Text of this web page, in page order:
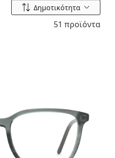
Ταξινόμηση ανά
Δημοτικότητα
51 προϊόντα